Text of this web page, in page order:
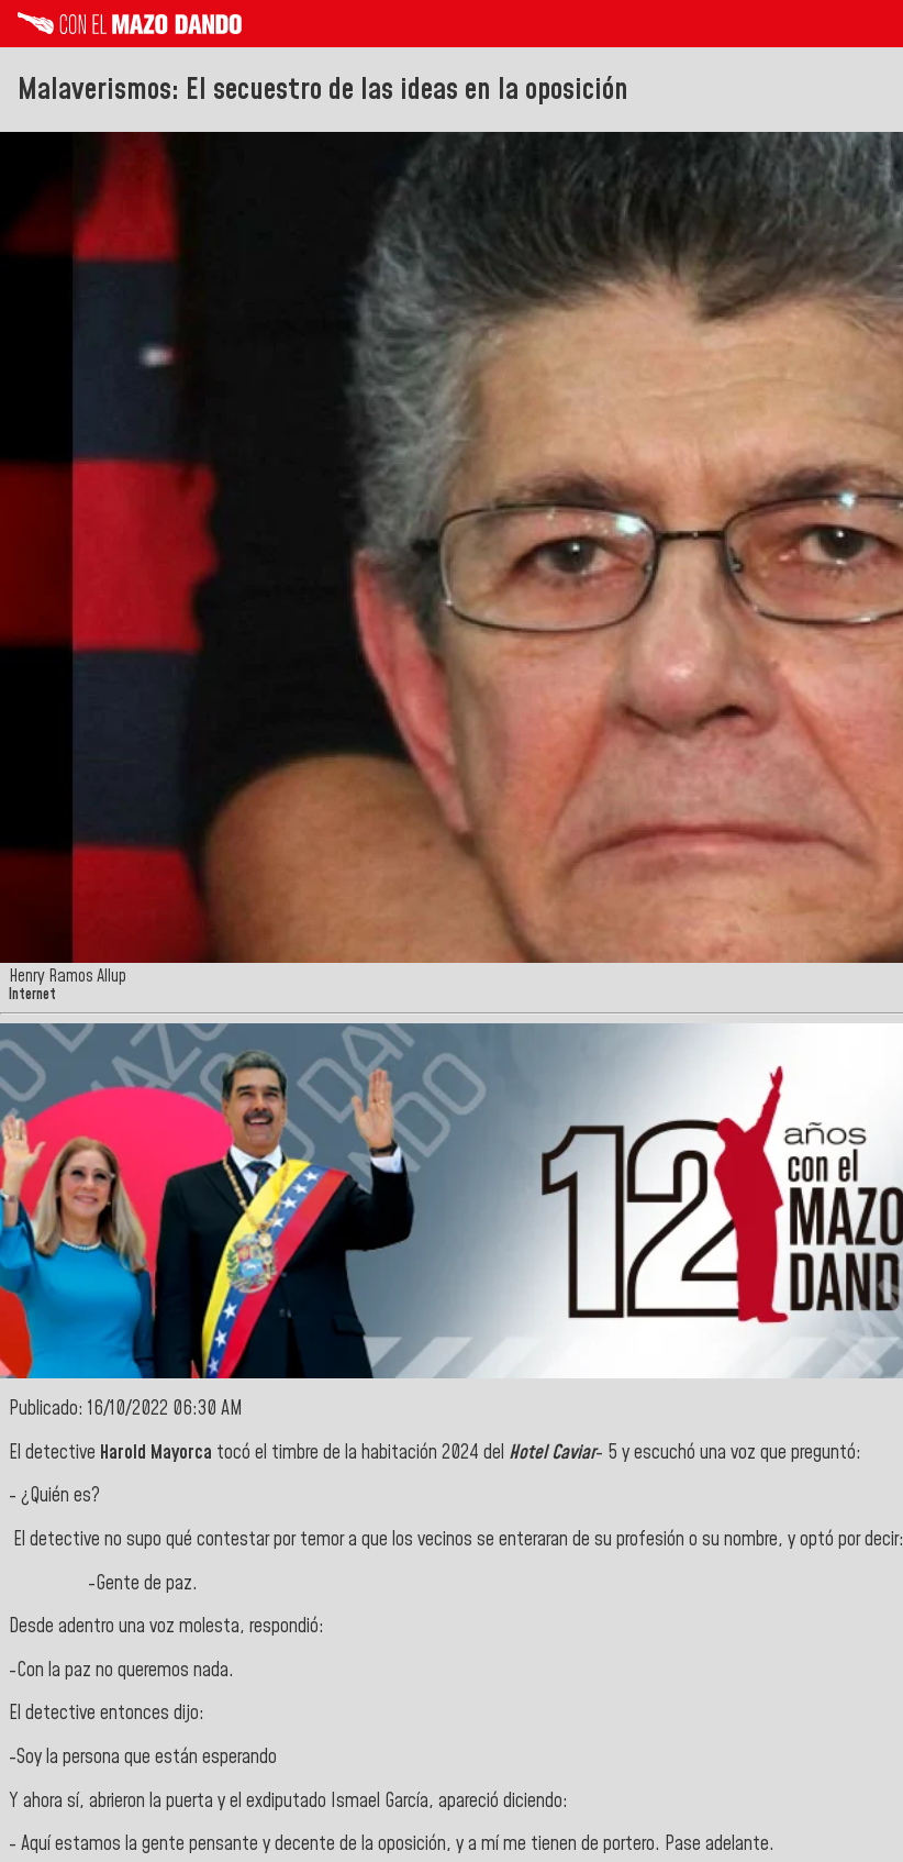
Malaverismos: El secuestro de las ideas en la oposición
Henry Ramos Allup
Internet
Publicado: 16/10/2022 06:30 AM
El detective Harold Mayorca tocó el timbre de la habitación 2024 del Hotel Caviar- 5 y escuchó una voz que preguntó:
- ¿Quién es?
El detective no supo qué contestar por temor a que los vecinos se enteraran de su profesión o su nombre, y optó por decir:
-Gente de paz.
Desde adentro una voz molesta, respondió:
-Con la paz no queremos nada.
El detective entonces dijo:
-Soy la persona que están esperando
Y ahora sí, abrieron la puerta y el exdiputado Ismael García, apareció diciendo:
- Aquí estamos la gente pensante y decente de la oposición, y a mí me tienen de portero. Pase adelante.